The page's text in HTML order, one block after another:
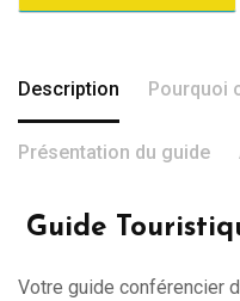
Description Pourquoi
Présentation du guide
Guide
Votre guide conférencier